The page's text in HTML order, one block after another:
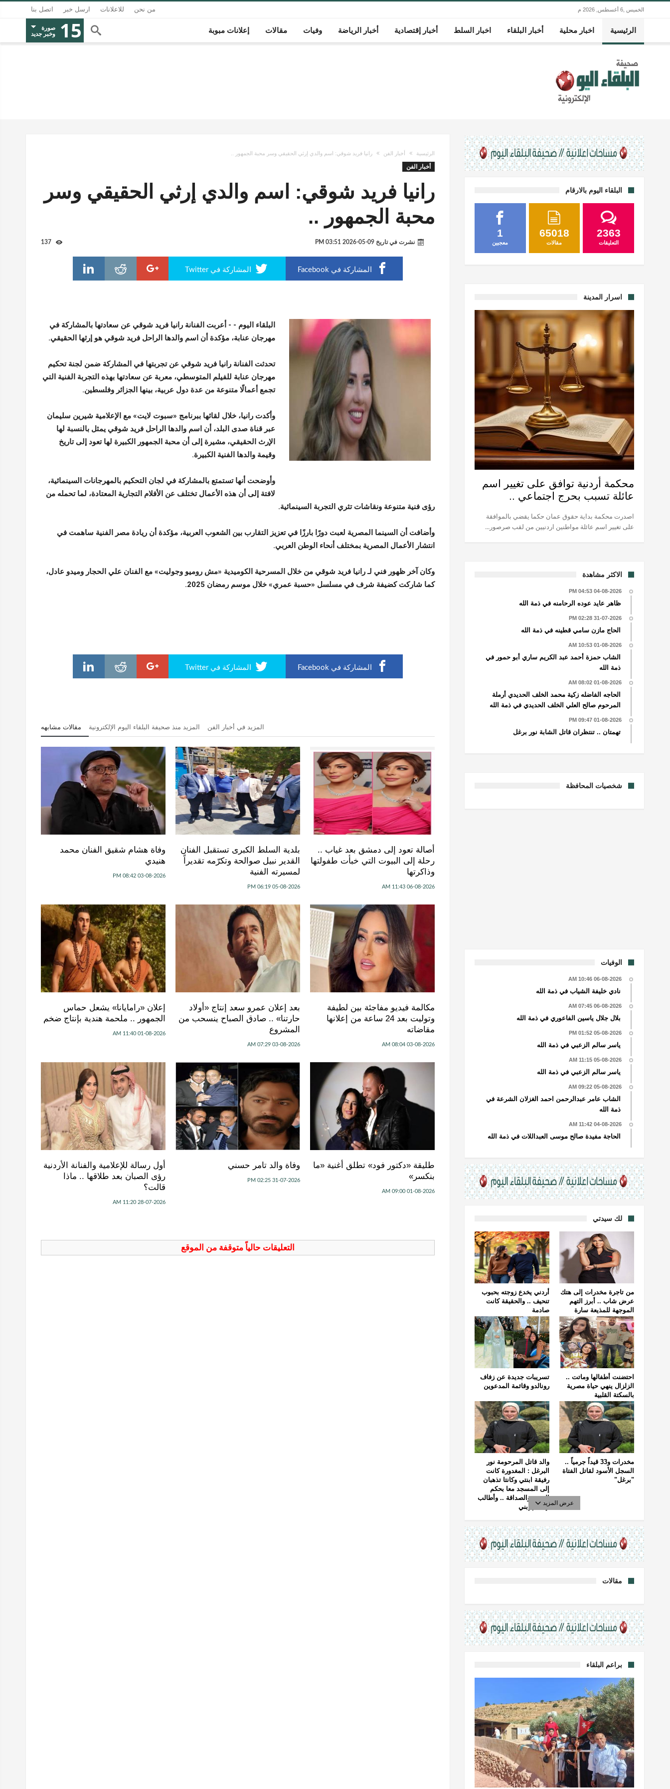
الخميس ,6 أغسطس, 2026 م من نحن للاعلانات ارسل خبر اتصل بنا
الرئيسية اخبار محلية أخبار البلقاء اخبار السلط أخبار إقتصادية أخبار الرياضة وفيات مقالات إعلانات مبوبة 15 صورة
وخبر جديد
الرئيسية أخبار الفن رانيا فريد شوقي: اسم والدي إرثي الحقيقي وسر محبة الجمهور ..
أخبار الفن
رانيا فريد شوقي: اسم والدي إرثي الحقيقي وسر
محبة الجمهور ..
نشرت في تاريخ 09-05-2026 03:51 PM
المشاركة في Facebook المشاركة في Twitter
البلقاء اليوم - - أعربت الفنانة رانيا فريد شوقي عن سعادتها بالمشاركة في
مهرجان عنابة، مؤكدة أن اسم والدها الراحل فريد شوقي هو إرثها الحقيقي.
تحدثت الفنانة رانيا فريد شوقي عن تجربتها في المشاركة ضمن لجنة تحكيم
مهرجان عنابة للفيلم المتوسطي، معربة عن سعادتها بهذه التجربة الفنية التي
تجمع أعمالًا متنوعة من عدة دول عربية، بينها الجزائر وفلسطين.
وأكدت رانيا، خلال لقائها ببرنامج «سبوت لايت» مع الإعلامية شيرين سليمان
عبر قناة صدى البلد، أن اسم والدها الراحل فريد شوقي يمثل بالنسبة لها
الإرث الحقيقي، مشيرة إلى أن محبة الجمهور الكبيرة لها تعود إلى تاريخ
وقيمة والدها الفنية الكبيرة.
وأوضحت أنها تستمتع بالمشاركة في لجان التحكيم بالمهرجانات السينمائية،
لافتة إلى أن هذه الأعمال تختلف عن الأفلام التجارية المعتادة، لما تحمله من
رؤى فنية متنوعة ونقاشات تثري التجربة السينمائية.
وأضافت أن السينما المصرية لعبت دورًا بارزًا في تعزيز التقارب بين الشعوب العربية، مؤكدة أن ريادة مصر الفنية ساهمت في
انتشار الأعمال المصرية بمختلف أنحاء الوطن العربي.
وكان آخر ظهور فني لـ رانيا فريد شوقي من خلال المسرحية الكوميدية «مش روميو وجوليت» مع الفنان علي الحجار وميدو عادل،
كما شاركت كضيفة شرف في مسلسل «حسبة عمري» خلال موسم رمضان 2025.
المشاركة في Facebook المشاركة في Twitter
مقالات مشابهه المزيد منذ صحيفة البلقاء اليوم الإلكترونية المزيد في أخبار الفن
أصالة تعود إلى دمشق بعد غياب ..
رحلة إلى البيوت التي خبأت طفولتها
وذاكرتها
06-08-2026 11:43 AM
بلدية السلط الكبرى تستقبل الفنان
القدير نبيل صوالحة وتكرّمه تقديراً
لمسيرته الفنية
05-08-2026 06:19 PM
وفاة هشام شقيق الفنان محمد
هنيدي
03-08-2026 08:42 PM
مكالمة فيديو مفاجئة بين لطيفة
وتوليت بعد 24 ساعة من إعلانها
مقاضاته
03-08-2026 08:04 AM
بعد إعلان عمرو سعد إنتاج «أولاد
حارتنا» .. صادق الصباح ينسحب من
المشروع
03-08-2026 07:29 AM
إعلان «رامايانا» يشعل حماس
الجمهور .. ملحمة هندية بإنتاج ضخم
01-08-2026 11:40 AM
طليقة «دكتور فود» تطلق أغنية «ما
بنكسر»
01-08-2026 09:00 AM
وفاة والد تامر حسني
31-07-2026 02:25 PM
أول رسالة للإعلامية والفنانة الأردنية
رؤى الصبان بعد طلاقها .. ماذا
قالت؟
28-07-2026 11:20 AM
التعليقات حالياً متوقفة من الموقع
البلقاء اليوم بالارقام
1
معجبين
65018
مقالات
2363
التعليقات
اسرار المدينة
محكمة أردنية توافق على تغيير اسم
عائلة تسبب بحرج اجتماعي ..
اصدرت محكمة بداية حقوق عمان حكما يقضي بالموافقة
على تغيير اسم عائلة مواطنين اردنيين من لقب صرصور...
الاكثر مشاهدة
04-08-2026 04:53 PM
ظاهر عايد عوده الرحامنه في ذمة الله
31-07-2026 02:28 PM
الحاج مازن سامي قطينه في ذمة الله
01-08-2026 10:53 AM
الشاب حمزة أحمد عبد الكريم ساري أبو حمور في
ذمة الله
01-08-2026 08:02 AM
الحاجه الفاضله زكية محمد الخلف الحديدي أرملة
المرحوم صالح العلي الخلف الحديدي في ذمة الله
01-08-2026 09:47 PM
تهمتان .. تنتظران قاتل الشابة نور برغل
شخصيات المحافظة
الوفيات
06-08-2026 10:46 AM
نادي خليفة الشياب في ذمة الله
06-08-2026 07:45 AM
بلال جلال ياسين الفاعوري في ذمة الله
05-08-2026 01:52 PM
ياسر سالم الزعبي في ذمة الله
05-08-2026 11:15 AM
ياسر سالم الزعبي في ذمة الله
05-08-2026 09:22 AM
الشاب عامر عبدالرحمن احمد الغزلان الشرعة في
ذمة الله
04-08-2026 11:42 AM
الحاجة مفيدة صالح موسى العبداللات في ذمة الله
لك سيدتي
أردني يخدع زوجته بحبوب
تنحيف .. والحقيقة كانت
صادمة
من تاجرة مخدرات إلى هتك
عرض شاب .. أبرز التهم
الموجهة للمذيعة سارة
خليفة
تسريبات جديدة عن زفاف
رونالدو وقائمة المدعوين
احتضنت أطفالها وماتت ..
الزلزال ينهي حياة مصرية
بالسكتة القلبية
والد قاتل المرحومة نور
البرغل : المغدورة كانت
رفيقة ابنتي وكانتا تذهبان
إلى المسجد معا بحكم
الجيرة والصداقة .. وأطالب
بإعدام إبني
مخدرات و33 قيداً جرمياً ..
السجل الأسود لقاتل الفتاة
"برغل"
عرض المزيد
مقالات
براعم البلقاء